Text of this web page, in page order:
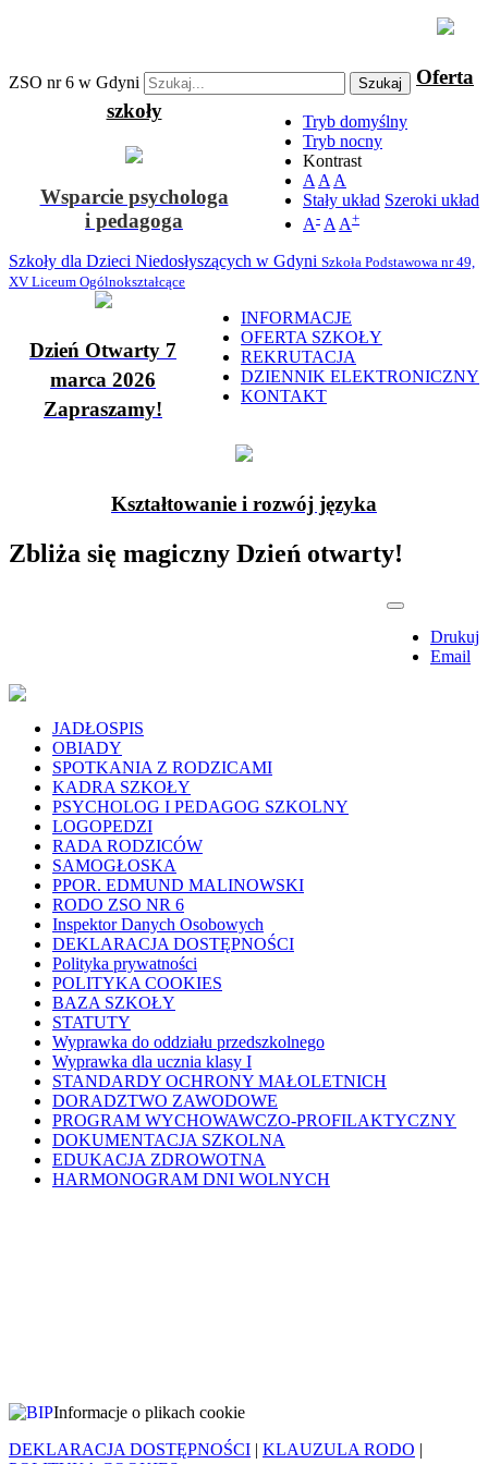
ZSO nr 6 w Gdyni Szukaj
Tryb domyślny
Tryb nocny
Kontrast
A A A
Stały układ Szeroki układ
A- A A+
Szkoły dla Dzieci Niedosłyszących w Gdyni Szkoła Podstawowa nr 49,
XV Liceum Ogólnokształcące
INFORMACJE
OFERTA SZKOŁY
REKRUTACJA
DZIENNIK ELEKTRONICZNY
KONTAKT
Oferta
szkoły
Wsparcie psychologa
i pedagoga
Dzień Otwarty 7
marca 2026
Zapraszamy!
Kształtowanie i rozwój języka
Zbliża się magiczny Dzień otwarty!
Drukuj
Email
JADŁOSPIS
OBIADY
SPOTKANIA Z RODZICAMI
KADRA SZKOŁY
PSYCHOLOG I PEDAGOG SZKOLNY
LOGOPEDZI
RADA RODZICÓW
SAMOGŁOSKA
PPOR. EDMUND MALINOWSKI
RODO ZSO NR 6
Inspektor Danych Osobowych
DEKLARACJA DOSTĘPNOŚCI
Polityka prywatności
POLITYKA COOKIES
BAZA SZKOŁY
STATUTY
Wyprawka do oddziału przedszkolnego
Wyprawka dla ucznia klasy I
STANDARDY OCHRONY MAŁOLETNICH
DORADZTWO ZAWODOWE
PROGRAM WYCHOWAWCZO-PROFILAKTYCZNY
DOKUMENTACJA SZKOLNA
EDUKACJA ZDROWOTNA
HARMONOGRAM DNI WOLNYCH
DEKLARACJA DOSTĘPNOŚCI | KLAUZULA RODO |
Informacje o plikach cookie